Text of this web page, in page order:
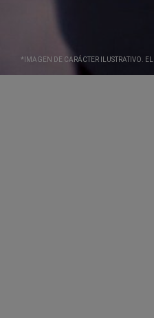
*IMAGEN DE CARÁCTER ILUSTRATIVO.